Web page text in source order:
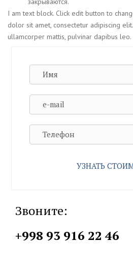
I am text block. Click edit button to
dolor sit amet, consectetur adipiscing
ullamcorper mattis, pulvinar dapibus leo.
Звоните:
+998 93 916 22 46